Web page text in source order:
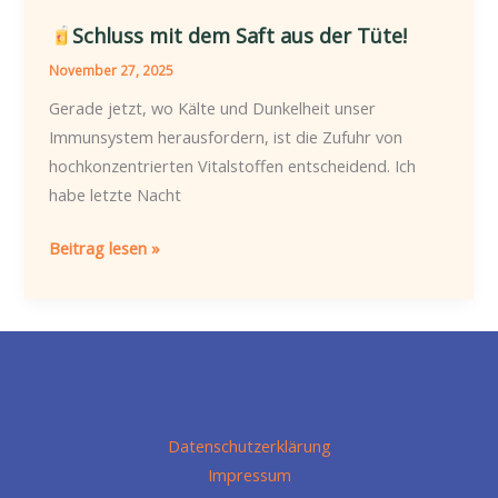
Schluss mit dem Saft aus der Tüte!
November 27, 2025
Gerade jetzt, wo Kälte und Dunkelheit unser
Immunsystem herausfordern, ist die Zufuhr von
hochkonzentrierten Vitalstoffen entscheidend. Ich
habe letzte Nacht
Beitrag lesen »
Datenschutz­erklärung
Impressum